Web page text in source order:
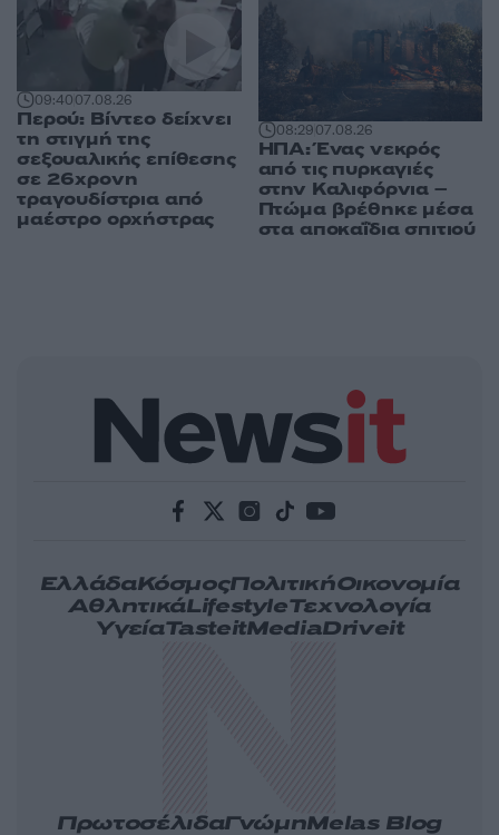
09:4007.08.26
Περού: Βίντεο δείχνει
τη στιγμή της
σεξουαλικής επίθεσης
σε 26χρονη
τραγουδίστρια από
μαέστρο ορχήστρας
08:2907.08.26
ΗΠΑ: Ένας νεκρός
από τις πυρκαγιές
στην Καλιφόρνια –
Πτώμα βρέθηκε μέσα
στα αποκαΐδια σπιτιού
ΕλλάδαΚόσμοςΠολιτικήΟικονομία
ΑθλητικάLifestyleΤεχνολογία
ΥγείαTasteitMediaDriveit
ΠρωτοσέλιδαΓνώμηMelas Blog